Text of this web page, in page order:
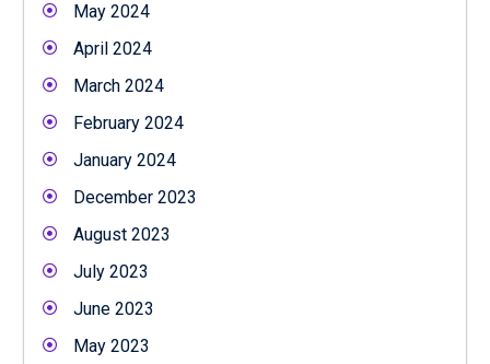
May 2024
April 2024
March 2024
February 2024
January 2024
December 2023
August 2023
July 2023
June 2023
May 2023